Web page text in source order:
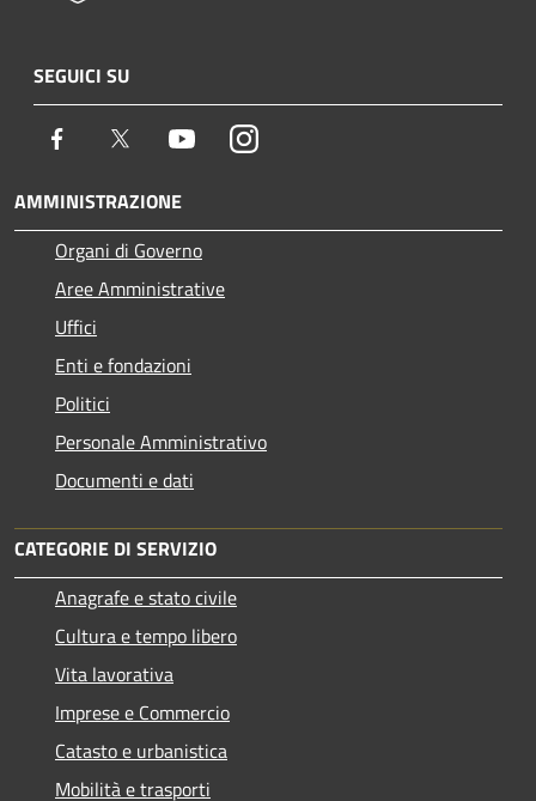
SEGUICI SU
Facebook Twitter YoutubeInstagram
AMMINISTRAZIONE
Organi di Governo
Aree Amministrative
Uffici
Enti e fondazioni
Politici
Personale Amministrativo
Documenti e dati
CATEGORIE DI SERVIZIO
Anagrafe e stato civile
Cultura e tempo libero
Vita lavorativa
Imprese e Commercio
Catasto e urbanistica
Mobilità e trasporti